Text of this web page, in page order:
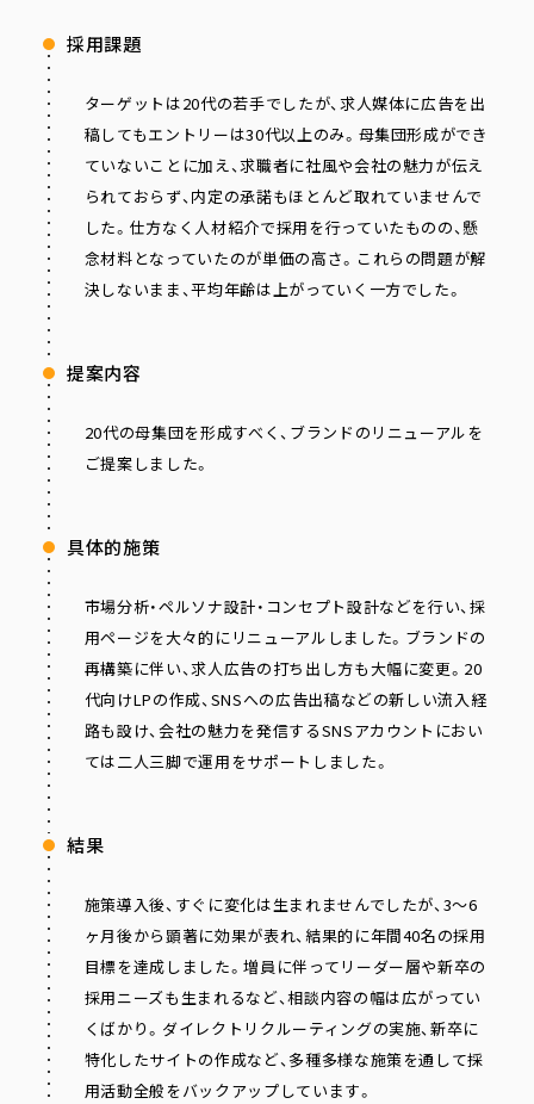
採用課題
ターゲットは20代の若手でしたが、求人媒体に広告を出
稿してもエントリーは30代以上のみ。母集団形成ができ
ていないことに加え、求職者に社風や会社の魅力が伝え
られておらず、内定の承諾もほとんど取れていませんで
した。仕方なく人材紹介で採用を行っていたものの、懸
念材料となっていたのが単価の高さ。これらの問題が解
決しないまま、平均年齢は上がっていく一方でした。
提案内容
20代の母集団を形成すべく、ブランドのリニューアルを
ご提案しました。
具体的施策
市場分析・ペルソナ設計・コンセプト設計などを行い、採
用ページを大々的にリニューアルしました。ブランドの
再構築に伴い、求人広告の打ち出し方も大幅に変更。20
代向けLPの作成、SNSへの広告出稿などの新しい流入経
路も設け、会社の魅力を発信するSNSアカウントにおい
ては二人三脚で運用をサポートしました。
結果
施策導入後、すぐに変化は生まれませんでしたが、3〜6
ヶ月後から顕著に効果が表れ、結果的に年間40名の採用
目標を達成しました。増員に伴ってリーダー層や新卒の
採用ニーズも生まれるなど、相談内容の幅は広がってい
くばかり。ダイレクトリクルーティングの実施、新卒に
特化したサイトの作成など、多種多様な施策を通して採
用活動全般をバックアップしています。